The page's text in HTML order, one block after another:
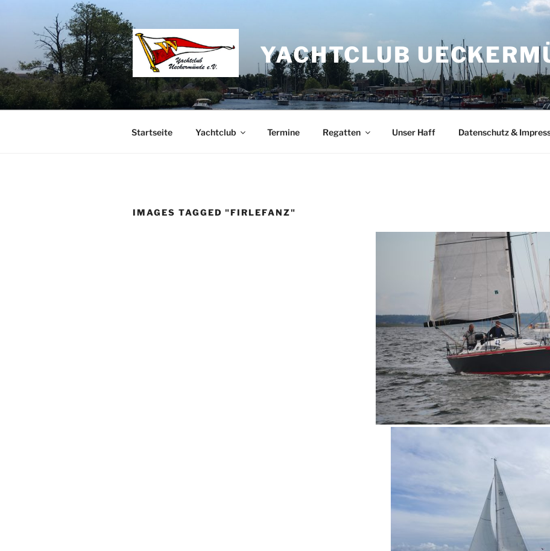
springen
YACHTCLUB
Startseite Yachtclub Termine Regatten Unser Haff Datenschutz &
IMAGES TAGGED "FIRLEFANZ"